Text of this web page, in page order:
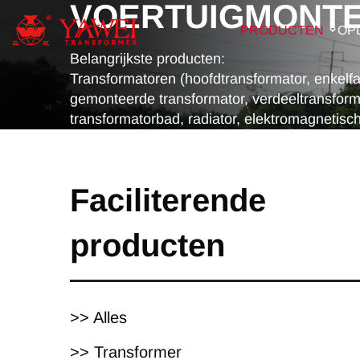
PRODUCTEN
Belangrijkste producten:
Transformatoren (hoofdtransformator,
gemonteerde transformator,
transformatorbad, radiator,
Faciliterende
producten
>> Alles
>> Transformer